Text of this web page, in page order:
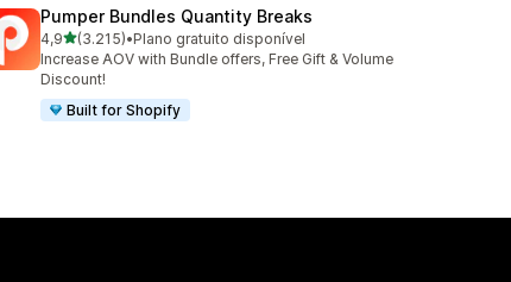
Pumper Bundles Quantity Breaks
4,9de 5 estrelas
(3.215)
3215 total de avaliações
•Plano gratuito disponível
Increase AOV with Bundle offers, Free Gift & Volume
Discount!
Built for Shopify